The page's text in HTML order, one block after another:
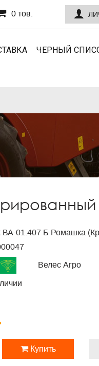
0 тов.
ЧЕРНЫЙ
ВА-01.407 Б Ромашка
Велес Агро
Купить